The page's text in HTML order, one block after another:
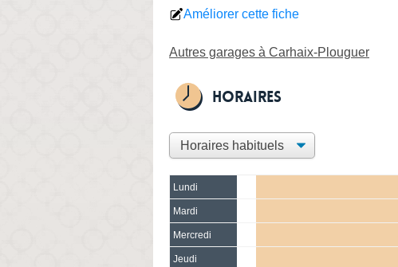
Améliorer cette fiche
Autres garages à Carhaix-Plouguer
Horaires
Lundi
Mardi
Mercredi
Jeudi